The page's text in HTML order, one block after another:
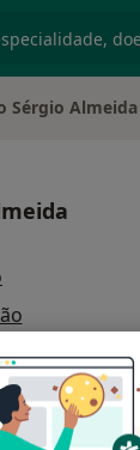
cidade
Sérgio Almeida